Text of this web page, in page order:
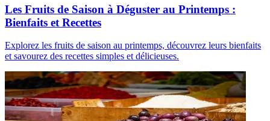
Les Fruits de Saison à Déguster au Printemps :
Bienfaits et Recettes
Explorez les fruits de saison au printemps, découvrez leurs bienfaits
et savourez des recettes simples et délicieuses.